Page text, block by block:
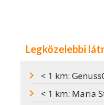
Legközelebbi
< 1 km:
< 1 km: Maria